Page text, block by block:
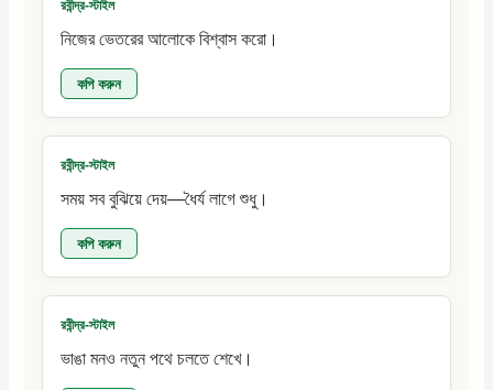
রবীন্দ্র-স্টাইল
নিজের ভেতরের আলোকে বিশ্বাস করো।
কপি করুন
রবীন্দ্র-স্টাইল
সময় সব বুঝিয়ে দেয়—ধৈর্য লাগে শুধু।
কপি করুন
রবীন্দ্র-স্টাইল
ভাঙা মনও নতুন পথে চলতে শেখে।